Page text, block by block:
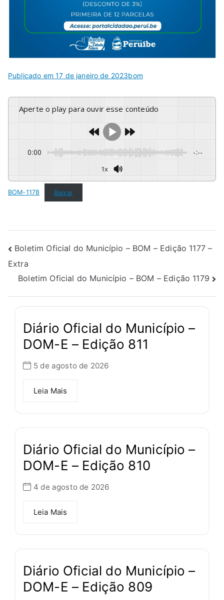
Publicado em17 de janeiro de 2023bom
Aperte o play para ouvir esse conteúdo
0:00 -:--
1x
BOM-1178 Baixar
Boletim Oficial do Município – BOM – Edição 1177 –
Extra
Boletim Oficial do Município – BOM – Edição 1179
Diário Oficial do Município –
DOM-E – Edição 811
5 de agosto de 2026
Leia Mais
Diário Oficial do Município –
DOM-E – Edição 810
4 de agosto de 2026
Leia Mais
Diário Oficial do Município –
DOM-E – Edição 809